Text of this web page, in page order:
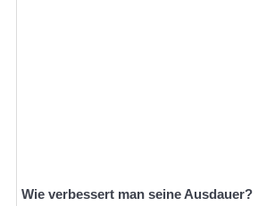
Wie verbessert man seine Ausdauer?